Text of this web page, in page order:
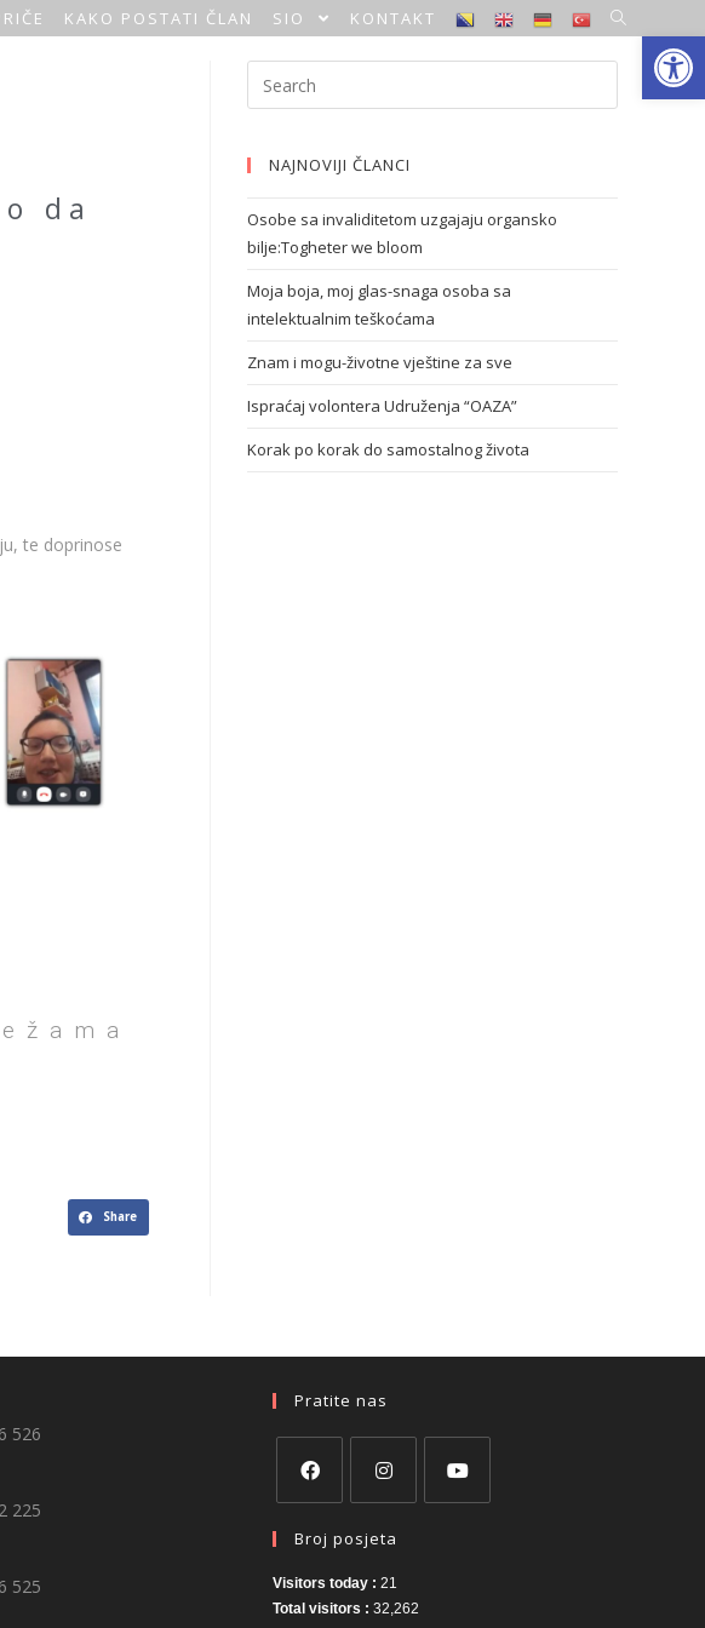
Open toolbar
KAKO POSTATI ČLAN SIO KONTAKT
da
te doprinose
Share
NAJNOVIJI ČLANCI
Osobe sa invaliditetom uzgajaju organsko
bilje:Togheter we bloom
Moja boja, moj glas-snaga osoba sa
intelektualnim teškoćama
Znam i mogu-životne vještine za sve
Ispraćaj volontera Udruženja “OAZA”
Korak po korak do samostalnog života
526
225
525
Pratite nas
Broj posjeta
Visitors today : 21
Total visitors : 32,262